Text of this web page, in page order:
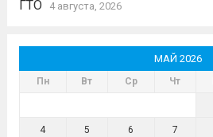
ГТО 4 августа, 2026
МАЙ 2026
Пн Вт Ср Чт
4 5 6 7